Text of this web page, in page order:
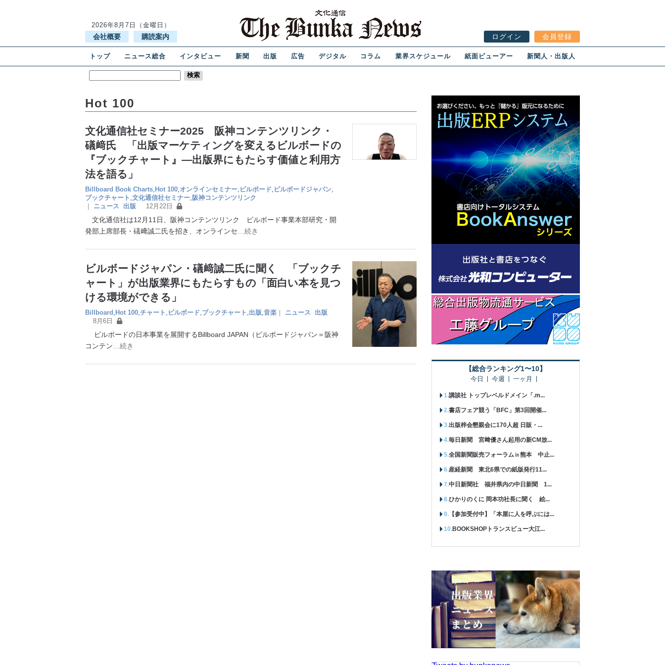
2026年8月7日（金曜日）
会社概要 購読案内 ログイン 会員登録
トップ ニュース総合 インタビュー 新聞 出版 広告 デジタル コラム 業界スケジュール 紙面ビューアー 新聞人・出版人
Hot 100
文化通信社セミナー2025 阪神コンテンツリンク・
礒﨑氏 「出版マーケティングを変えるビルボードの
『ブックチャート』―出版界にもたらす価値と利用方
法を語る」
Billboard Book Charts, Hot 100,オンラインセミナー, ビルボード, ビルボードジャパン,
ブックチャート ,文化通信社セミナー, 阪神コンテンツリンク
｜
ニュース 出版 12月22日
文化通信社は12月11日、阪神コンテンツリンク ビルボード事業本部研究・開
発部上席部長・礒﨑誠二氏を招き、オンラインセ …続き
ビルボードジャパン・礒﨑誠二氏に聞く 「ブックチ
ャート」が出版業界にもたらすもの「面白い本を見つ
ける環境ができる」
Billboard , Hot 100,チャート , ビルボード,ブックチャート ,出版,音楽 ｜ ニュース
出版
8月6日
ビルボードの日本事業を展開するBillboard JAPAN（ビルボードジャパン＝阪神
コンテン …続き
【総合ランキング1〜10】
今日 今週 一ヶ月
講談社 トップレベルドメイン「.m...
書店フェア競う「BFC」第3回開催...
出版梓会懇親会に170人超 日販・...
毎日新聞 宮﨑優さん起用の新CM放...
全国新聞販売フォーラム㏌熊本 中止...
産経新聞 東北6県での紙版発行11...
中日新聞社 福井県内の中日新聞 1...
ひかりのくに 岡本功社長に聞く 絵...
【参加受付中】「本屋に人を呼ぶには...
BOOKSHOPトランスビュー大江...